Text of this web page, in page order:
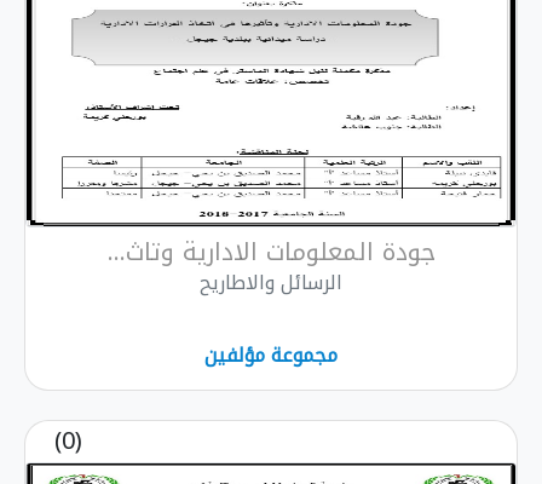
جودة المعلومات الادارية وتاث...
الرسائل والاطاريح
مجموعة مؤلفين
(0)